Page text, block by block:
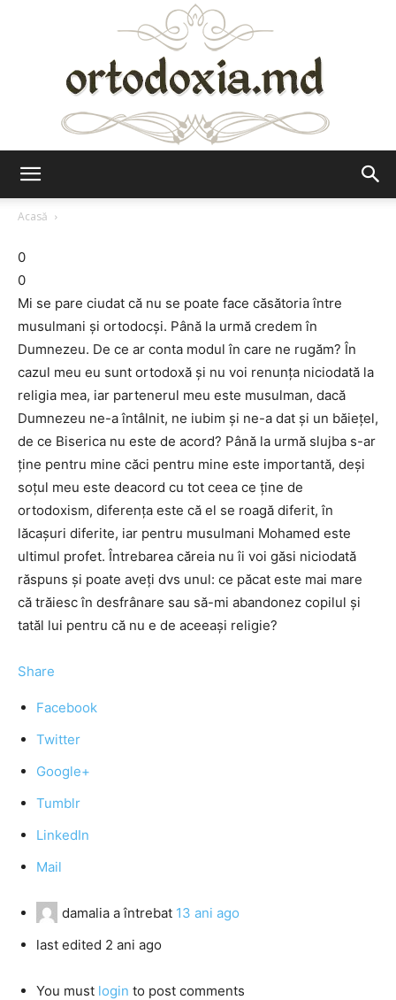
Acasă
0
0
Mi se pare ciudat că nu se poate face căsătoria între
musulmani şi ortodocşi. Până la urmă credem în
Dumnezeu. De ce ar conta modul în care ne rugăm? În
cazul meu eu sunt ortodoxă şi nu voi renunţa niciodată la
religia mea, iar partenerul meu este musulman, dacă
Dumnezeu ne-a întâlnit, ne iubim şi ne-a dat şi un băieţel,
de ce Biserica nu este de acord? Până la urmă slujba s-ar
ţine pentru mine căci pentru mine este importantă, deşi
soţul meu este deacord cu tot ceea ce ţine de
ortodoxism, diferenţa este că el se roagă diferit, în
lăcaşuri diferite, iar pentru musulmani Mohamed este
ultimul profet. Întrebarea căreia nu îi voi găsi niciodată
răspuns şi poate aveţi dvs unul: ce păcat este mai mare
că trăiesc în desfrânare sau să-mi abandonez copilul şi
tatăl lui pentru că nu e de aceeaşi religie?
Share
Facebook
Twitter
Google+
Tumblr
LinkedIn
Mail
damalia a întrebat 13 ani ago
last edited 2 ani ago
You must login to post comments